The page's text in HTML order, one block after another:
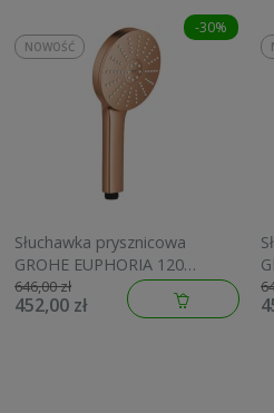
-30%
Słuchawka prysznicowa
GROHE EUPHORIA 120
brushed warm sunset
134883DL00
646,00 zł
452,00 zł
NOWOŚĆ